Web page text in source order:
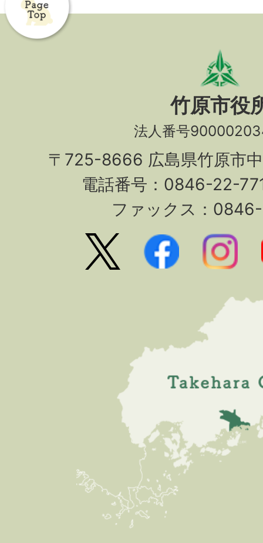
竹原市役
法人番号
〒725-8666 広島県竹原市
電話番号：0846-22-
ファックス：